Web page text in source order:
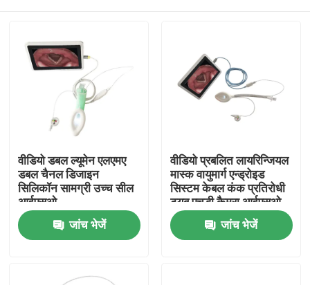
वीडियो डबल ल्यूमेन एलएमए
डबल चैनल डिजाइन
सिलिकॉन सामग्री उच्च सील
आईएसओ
जांच भेजें
वीडियो प्रबलित लायरिन्जियल
मास्क वायुमार्ग एन्ड्रोइड
सिस्टम केबल कंक प्रतिरोधी
ट्यूब एचडी कैमरा आईएसओ
जांच भेजें